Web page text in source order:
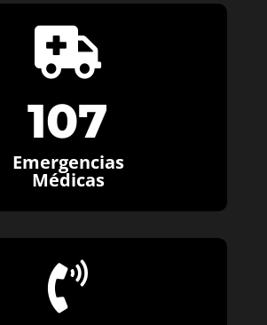

107
Emergencias
Médicas
